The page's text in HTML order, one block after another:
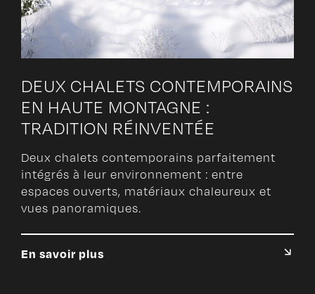
DEUX CHALETS CONTEMPORAINS
EN HAUTE MONTAGNE :
TRADITION RÉINVENTÉE
Deux chalets contemporains parfaitement
intégrés à leur environnement : entre
espaces ouverts, matériaux chaleureux et
vues panoramiques.
En savoir plus